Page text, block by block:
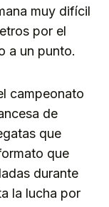
muy difícil
por el
a un punto.
campeonato
de
que
que
durante
la lucha por